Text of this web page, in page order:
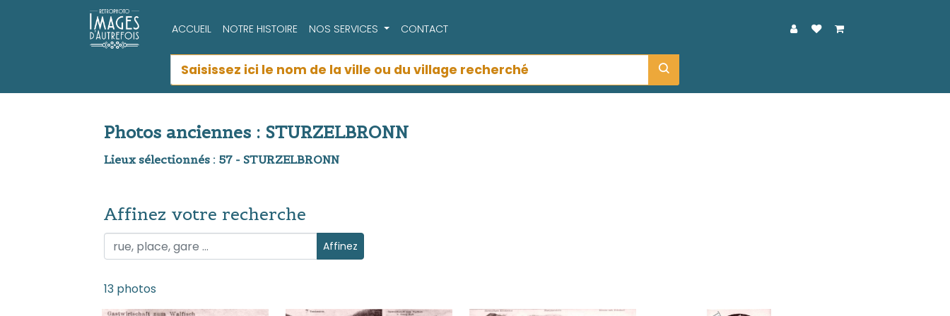
ACCUEIL NOTRE HISTOIRE NOS SERVICES CONTACT
Photos anciennes : STURZELBRONN
Lieux sélectionnés : 57 - STURZELBRONN
Affinez votre recherche
Affinez votre recherche Affinez
13 photos